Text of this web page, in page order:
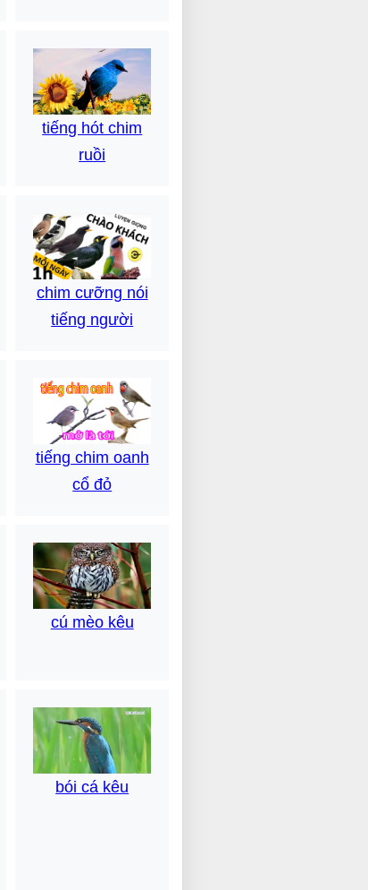
tiếng hót chim
ruồi
chim cưỡng nói
tiếng người
tiếng chim oanh
cổ đỏ
cú mèo kêu
bói cá kêu